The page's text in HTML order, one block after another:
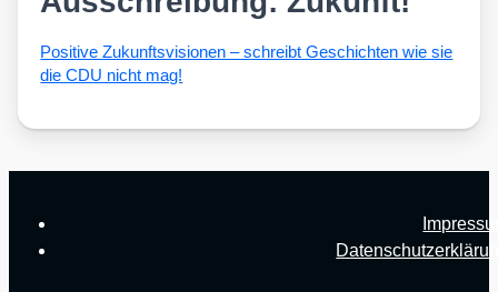
Posi­ti­ve Zukunfts­vi­sio­nen – schreibt Geschich­ten wie sie
die CDU nicht mag!